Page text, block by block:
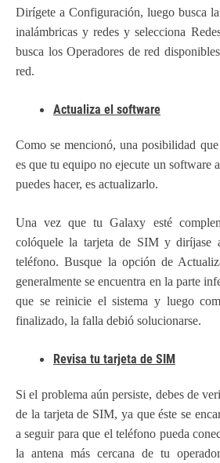
Dirígete a Configuración, luego busca
inalámbricas y redes y selecciona
busca los Operadores de red
red.
Actualiza el software
Como se mencionó, una posibilidad
es que tu equipo no ejecute un software
puedes hacer, es actualizarlo.
Una vez que tu Galaxy esté
colóquele la tarjeta de SIM y diríjase
teléfono. Busque la opción de
generalmente se encuentra en la parte
que se reinicie el sistema y luego
finalizado, la falla debió solucionarse.
Revisa tu tarjeta de SIM
Si el problema aún persiste, debes de
de la tarjeta de SIM, ya que éste se
a seguir para que el teléfono pueda
la antena más cercana de tu